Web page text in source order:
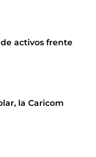
activos frente
la Caricom